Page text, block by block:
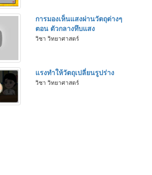
การมองเห็นแสงผ่านวัตถุต่างๆ
ตอน ตัวกลางทึบแสง
วิชา วิทยาศาสตร์
แรงทำให้วัตถุเปลี่ยนรูปร่าง
วิชา วิทยาศาสตร์